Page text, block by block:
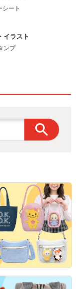
シート
イラスト
ンプ